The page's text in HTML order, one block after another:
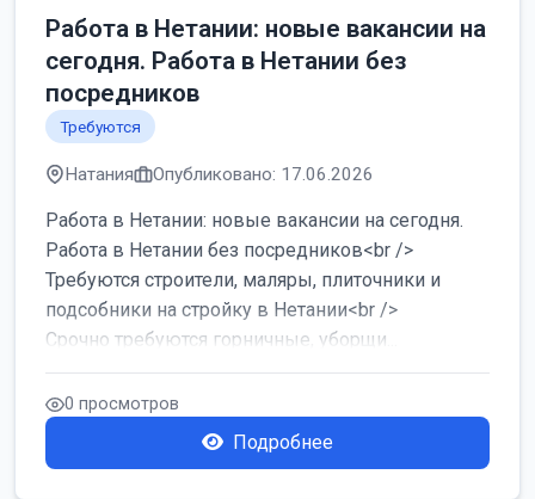
Работа в Нетании: новые вакансии на
сегодня. Работа в Нетании без
посредников
Требуются
Натания Опубликовано: 17.06.2026
Работа в Нетании: новые вакансии на сегодня.
Работа в Нетании без посредников<br />
Требуются строители, маляры, плиточники и
подсобники на стройку в Нетании<br />
Срочно требуются горничные, уборщи...
0 просмотров
Подробнее